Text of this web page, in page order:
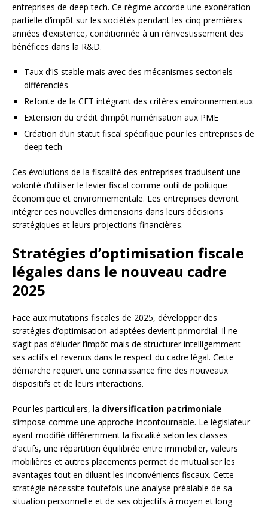
entreprises de deep tech. Ce régime accorde une exonération
partielle d’impôt sur les sociétés pendant les cinq premières
années d’existence, conditionnée à un réinvestissement des
bénéfices dans la R&D.
Taux d’IS stable mais avec des mécanismes sectoriels
différenciés
Refonte de la CET intégrant des critères environnementaux
Extension du crédit d’impôt numérisation aux PME
Création d’un statut fiscal spécifique pour les entreprises de
deep tech
Ces évolutions de la fiscalité des entreprises traduisent une
volonté d’utiliser le levier fiscal comme outil de politique
économique et environnementale. Les entreprises devront
intégrer ces nouvelles dimensions dans leurs décisions
stratégiques et leurs projections financières.
Stratégies d’optimisation fiscale
légales dans le nouveau cadre
2025
Face aux mutations fiscales de 2025, développer des
stratégies d’optimisation adaptées devient primordial. Il ne
s’agit pas d’éluder l’impôt mais de structurer intelligemment
ses actifs et revenus dans le respect du cadre légal. Cette
démarche requiert une connaissance fine des nouveaux
dispositifs et de leurs interactions.
Pour les particuliers, la diversification patrimoniale
s’impose comme une approche incontournable. Le législateur
ayant modifié différemment la fiscalité selon les classes
d’actifs, une répartition équilibrée entre immobilier, valeurs
mobilières et autres placements permet de mutualiser les
avantages tout en diluant les inconvénients fiscaux. Cette
stratégie nécessite toutefois une analyse préalable de sa
situation personnelle et de ses objectifs à moyen et long